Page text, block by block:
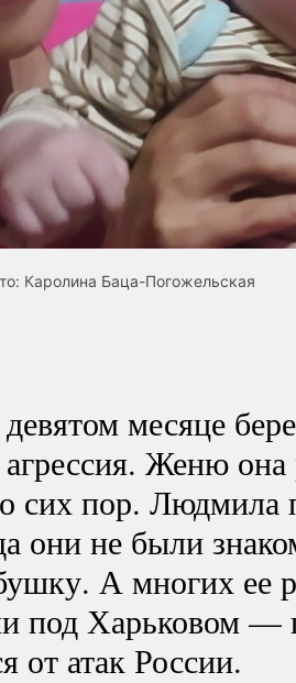
Каролина Баца-Погожельская
месяце
агрессия. Женю
сих пор. Людмила
они не были
А многих ее
под Харьковом —
от атак России.